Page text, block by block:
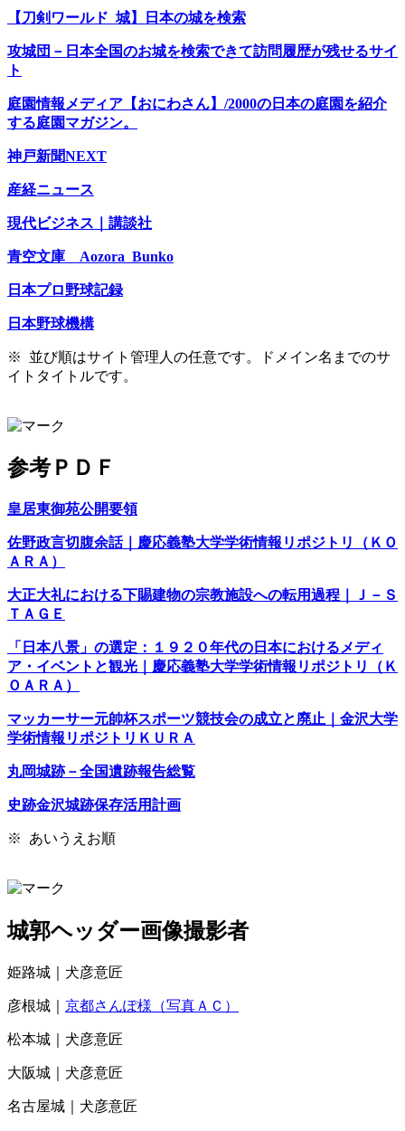
【刀剣ワールド 城】日本の城を検索
攻城団－日本全国のお城を検索できて訪問履歴が残せるサイ
ト
庭園情報メディア【おにわさん】/2000の日本の庭園を紹介
する庭園マガジン。
神戸新聞NEXT
産経ニュース
現代ビジネス｜講談社
青空文庫 Aozora Bunko
日本プロ野球記録
日本野球機構
※ 並び順はサイト管理人の任意です。ドメイン名までのサ
イトタイトルです。
参考ＰＤＦ
皇居東御苑公開要領
佐野政言切腹余話｜慶応義塾大学学術情報リポジトリ（ＫＯ
ＡＲＡ）
大正大礼における下賜建物の宗教施設への転用過程｜Ｊ－Ｓ
ＴＡＧＥ
「日本八景」の選定：１９２０年代の日本におけるメディ
ア・イベントと観光｜慶応義塾大学学術情報リポジトリ（Ｋ
ＯＡＲＡ）
マッカーサー元帥杯スポーツ競技会の成立と廃止｜金沢大学
学術情報リポジトリＫＵＲＡ
丸岡城跡－全国遺跡報告総覧
史跡金沢城跡保存活用計画
※ あいうえお順
城郭ヘッダー画像撮影者
姫路城｜犬彦意匠
彦根城｜ 京都さんぽ様（写真ＡＣ）
松本城｜犬彦意匠
大阪城｜犬彦意匠
名古屋城｜犬彦意匠